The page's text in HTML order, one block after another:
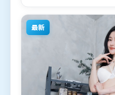
适合喜欢悬疑题材的观众
最新